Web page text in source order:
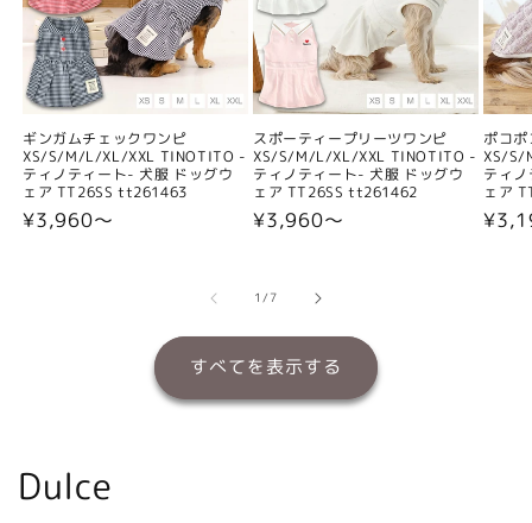
ギンガムチェックワンピ
XS/S/M/L/XL/XXL TINOTITO -
ティノティート- 犬服 ドッグウ
ェア TT26SS tt261463
通
¥3,960〜
スポーティープリーツワンピ
XS/S/M/L/XL/XXL TINOTITO -
ティノティート- 犬服 ドッグウ
ェア TT26SS tt261462
通
格
¥3,960〜
ポコ
XS/S/
ティ
ェア
通
1/の
7
すべてを表示する
Dulce